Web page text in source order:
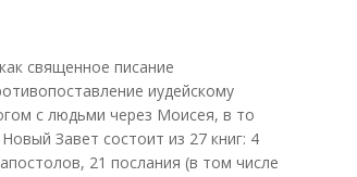
священное писание
иудейскому
с людьми через Моисея, в то
Завет состоит из 27 книг: 4
21 послания (в том числе